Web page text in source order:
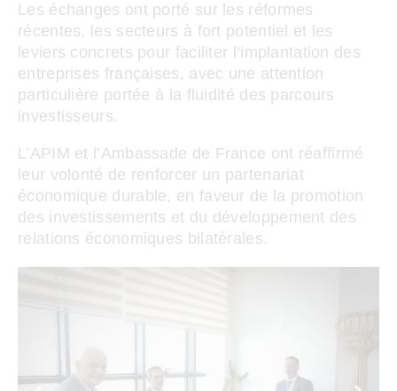
Les échanges ont porté sur les réformes
récentes, les secteurs à fort potentiel et les
leviers concrets pour faciliter l’implantation des
entreprises françaises, avec une attention
particulière portée à la fluidité des parcours
investisseurs.
L’APIM et l’Ambassade de France ont réaffirmé
leur volonté de renforcer un partenariat
économique durable, en faveur de la promotion
des investissements et du développement des
relations économiques bilatérales.